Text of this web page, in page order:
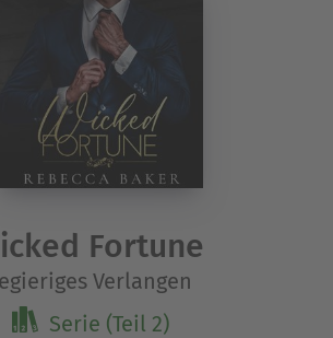
Fortune
Verlangen
Serie (Teil 2)